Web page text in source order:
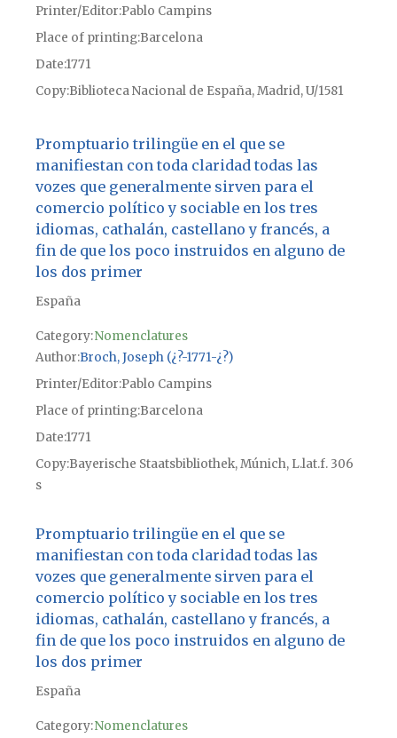
Printer/Editor Pablo Campins
Place of printingBarcelona
Date1771
CopyBiblioteca Nacional de España, Madrid, U/1581
Promptuario trilingüe en el que se
manifiestan con toda claridad todas las
vozes que generalmente sirven para el
comercio político y sociable en los tres
idiomas, cathalán, castellano y francés, a
fin de que los poco instruidos en alguno de
los dos primer
España
Category:Nomenclatures
Author Broch, Joseph (¿?-1771-¿?)
Printer/Editor Pablo Campins
Place of printingBarcelona
Date1771
CopyBayerische Staatsbibliothek, Múnich, L.lat.f. 306
s
Promptuario trilingüe en el que se
manifiestan con toda claridad todas las
vozes que generalmente sirven para el
comercio político y sociable en los tres
idiomas, cathalán, castellano y francés, a
fin de que los poco instruidos en alguno de
los dos primer
España
Category:Nomenclatures